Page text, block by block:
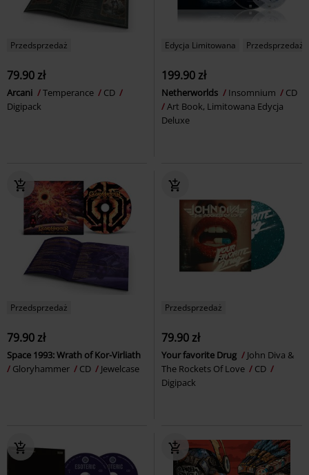
Przedsprzedaż
79.90 zł
Arcani Temperance
CD
Digipack
Edycja Limitowana Przedsprzedaż
199.90 zł
Netherworlds Insomnium
CD
Art Book, Limitowana Edycja
Deluxe
Przedsprzedaż
79.90 zł
Space 1993: Wrath of Kor-Virliath
Gloryhammer
CD Jewelcase
Przedsprzedaż
79.90 zł
Your favorite Drug
John Diva &
The Rockets Of Love
CD
Digipack